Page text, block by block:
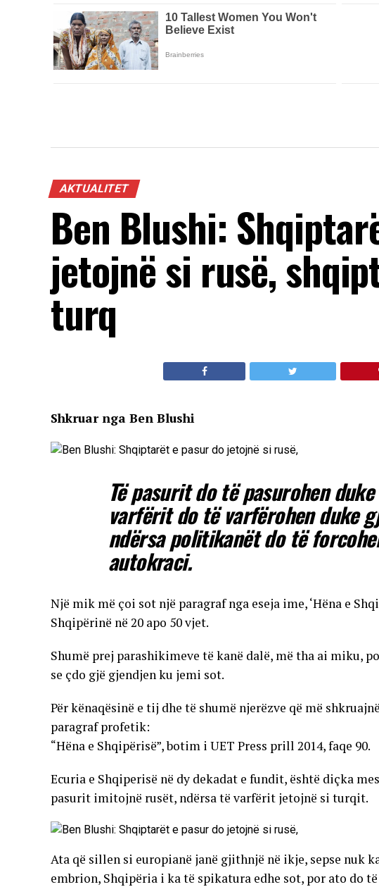
AKTUALITET
Ben Blushi:
jetojnë si rusë,
turq
Shkruar nga Ben Blushi
Të pasurit do të pasurohen
varfërit do të varfërohen duke
ndërsa politikanët do të
autokraci.
Një mik më çoi sot një paragraf nga eseja ime, ‘Hëna e
Shqipërinë në 20 apo 50 vjet.
Shumë prej parashikimeve të kanë dalë, më tha ai miku,
se çdo gjë gjendjen ku jemi sot.
Për kënaqësinë e tij dhe të shumë njerëzve që më
paragraf profetik:
“Hëna e Shqipërisë”, botim i UET Press prill 2014, faqe 90.
Ecuria e Shqiperisë në dy dekadat e fundit, është diçka
pasurit imitojnë rusët, ndërsa të varfërit jetojnë si turqit.
Ata që sillen si europianë janë gjithnjë në ikje, sepse nuk
embrion, Shqipëria i ka të spikatura edhe sot, por ato do